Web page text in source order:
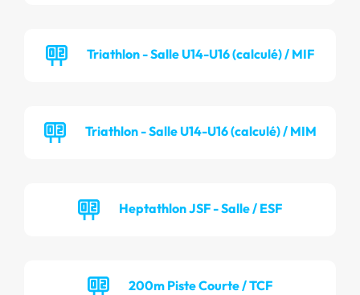
Triathlon - Salle U14-U16 (calculé) / MIF
Triathlon - Salle U14-U16 (calculé) / MIM
Heptathlon JSF - Salle / ESF
200m Piste Courte / TCF